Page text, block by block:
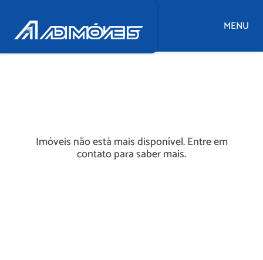
MENU
Imóveis não está mais disponível. Entre em
contato para saber mais.